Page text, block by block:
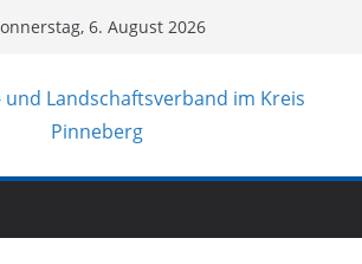
6. August 2026